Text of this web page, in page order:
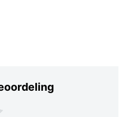
een beoordeling